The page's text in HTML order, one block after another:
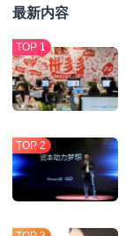
最新内容